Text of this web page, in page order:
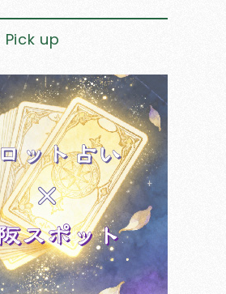
Pick up